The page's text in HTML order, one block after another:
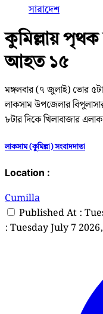
সারাদেশ
কুমিল্লায়
আহত ১৫
মঙ্গলবার (৭ জুলাই) ভোর
লাকসাম ‍উপজেলার
৮টার দিকে খিলাবাজার
লাকসাম (কুমিল্লা) সংবাদদাতা
Location :
Cumilla
Published At :
: Tuesday July 7